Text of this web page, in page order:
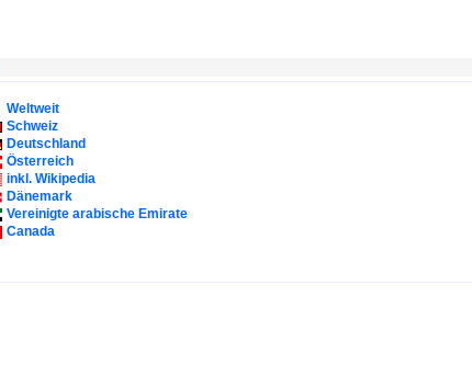
Weltweit
Schweiz
Deutschland
Österreich
inkl. Wikipedia
Dänemark
Vereinigte arabische Emirate
Canada